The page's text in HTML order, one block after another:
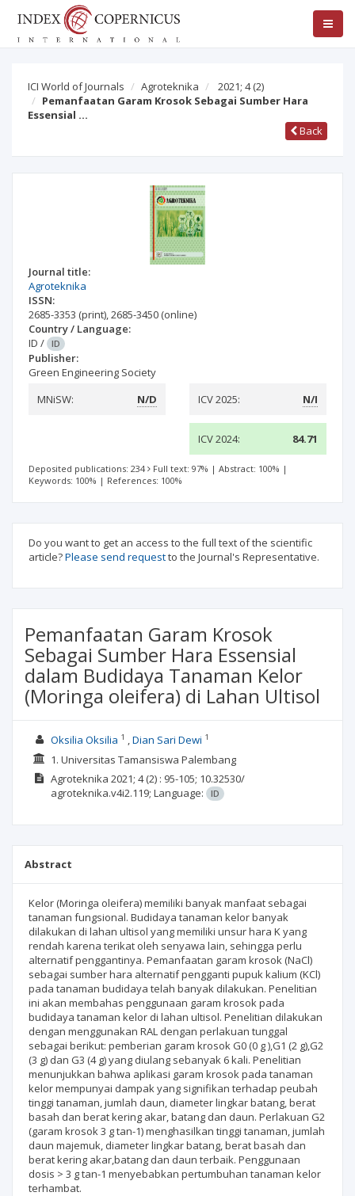
ICI World of Journals Agroteknika 2021; 4(2)
Pemanfaatan Garam Krosok Sebagai Sumber Hara
Essensial …
Back
Journal title:
Agroteknika
ISSN:
2685-3353 (print),2685-3450 (online)
Country / Language:
ID / ID
Publisher:
Green Engineering Society
MNiSW:
N/D ICV 2025: N/I
ICV 2024: 84.71
Deposited publications: 234 Full text: 97% | Abstract: 100% |
Keywords: 100% | References: 100%
Do you want to get an access to the full text of the scientific
article?Please send requestto the Journal's Representative.
Pemanfaatan Garam Krosok
Sebagai Sumber Hara Essensial
dalam Budidaya Tanaman Kelor
(Moringa oleifera) di Lahan Ultisol
Oksilia Oksilia 1 Dian Sari Dewi 1
1. Universitas Tamansiswa Palembang
Agroteknika 2021; 4(2) : 95-105; 10.32530/
agroteknika.v4i2.119; Language: ID
Abstract
Kelor (Moringa oleifera) memiliki banyak manfaat sebagai
tanaman fungsional. Budidaya tanaman kelor banyak
dilakukan di lahan ultisol yang memiliki unsur hara K yang
rendah karena terikat oleh senyawa lain, sehingga perlu
alternatif penggantinya. Pemanfaatan garam krosok (NaCl)
sebagai sumber hara alternatif pengganti pupuk kalium (KCl)
pada tanaman budidaya telah banyak dilakukan. Penelitian
ini akan membahas penggunaan garam krosok pada
budidaya tanaman kelor di lahan ultisol. Penelitian dilakukan
dengan menggunakan RAL dengan perlakuan tunggal
sebagai berikut: pemberian garam krosok G0 (0 g ),G1 (2 g),G2
(3 g) dan G3 (4 g) yang diulang sebanyak 6 kali. Penelitian
menunjukkan bahwa aplikasi garam krosok pada tanaman
kelor mempunyai dampak yang signifikan terhadap peubah
tinggi tanaman, jumlah daun, diameter lingkar batang, berat
basah dan berat kering akar, batang dan daun. Perlakuan G2
(garam krosok 3 g tan-1) menghasilkan tinggi tanaman, jumlah
daun majemuk, diameter lingkar batang, berat basah dan
berat kering akar,batang dan daun terbaik. Penggunaan
dosis > 3 g tan-1 menyebabkan pertumbuhan tanaman kelor
terhambat.